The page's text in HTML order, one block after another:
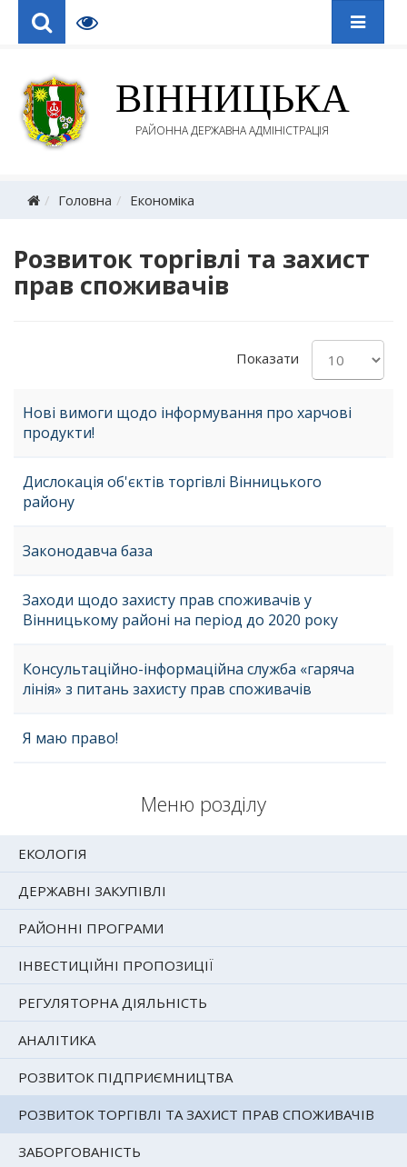
ВІННИЦЬКА
РАЙОННА ДЕРЖАВНА АДМІНІСТРАЦІЯ
Головна Економіка
Меню розділу
ЕКОЛОГІЯ
ДЕРЖАВНІ ЗАКУПІВЛІ
РАЙОННІ ПРОГРАМИ
ІНВЕСТИЦІЙНІ ПРОПОЗИЦІЇ
РЕГУЛЯТОРНА ДІЯЛЬНІСТЬ
АНАЛІТИКА
РОЗВИТОК ПІДПРИЄМНИЦТВА
РОЗВИТОК ТОРГІВЛІ ТА ЗАХИСТ ПРАВ СПОЖИВАЧІВ
ЗАБОРГОВАНІСТЬ
Розвиток торгівлі та захист
прав споживачів
Показати
Нові вимоги щодо інформування про харчові
продукти!
Дислокація об'єктів торгівлі Вінницького
району
Законодавча база
Заходи щодо захисту прав споживачів у
Вінницькому районі на період до 2020 року
Консультаційно-інформаційна служба «гаряча
лінія» з питань захисту прав споживачів
Я маю право!